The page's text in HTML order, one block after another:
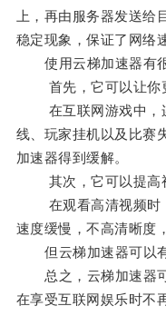
上，再由服务器发送给
稳定现象，保证了网络
使用云梯加速器有很
首先，它可以让你更
在互联网游戏中，连
线、玩家挂机以及比赛
加速器得到缓解。
其次，它可以提高视
在观看高清视频时，
速度缓慢，不高清晰度
但云梯加速器可以有
总之，云梯加速器可
在享受互联网娱乐时不